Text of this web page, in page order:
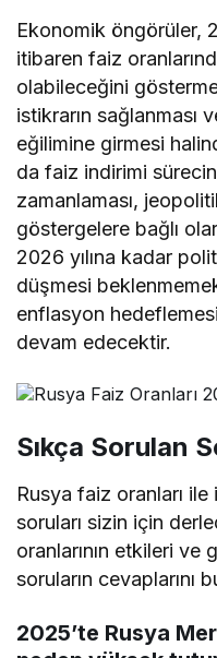
Ekonomik öngörüler,
itibaren faiz
olabileceğini
istikrarın sağlanması
eğilimine girmesi
da faiz indirimi
zamanlaması,
göstergelere bağlı
2026 yılına kadar
düşmesi
enflasyon
devam edecektir.
Sıkça Sorulan
Rusya faiz oranları
soruları sizin için
oranlarının etkileri ve
soruların cevaplarını
2025’te Rusya